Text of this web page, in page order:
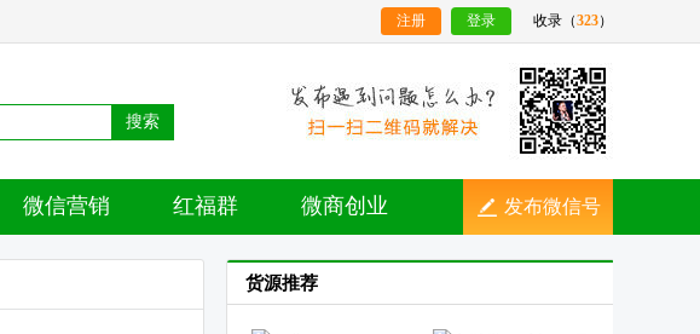
登录
注册 收录（323）
搜索
微信营销 红福群 微商创业 发布微信号
货源推荐